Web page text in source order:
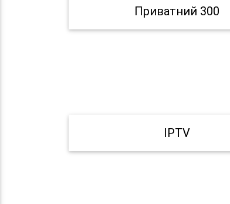
Приватний 300
IPTV